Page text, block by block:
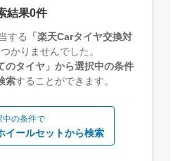
結果0件
する 「楽天Carタイヤ交換対
かりませんでした。
のタイヤ」から選択中の条件
索することができます。
中の条件で
イールセットから検索